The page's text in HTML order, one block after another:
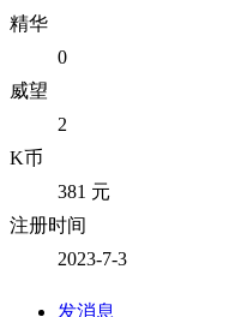
精华
0
威望
2
K币
381 元
注册时间
2023-7-3
发消息